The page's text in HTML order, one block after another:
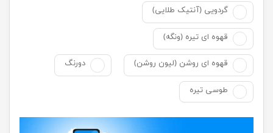
گردویی (آنتیک طلایی)
قهوه ای تیره (ونگه)
قهوه ای روشن (لیون روشن) دورنگ
طوسی تیره